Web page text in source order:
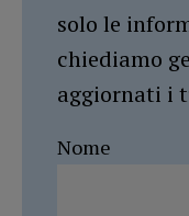
solo le
chiediamo
aggiornati i
Nome